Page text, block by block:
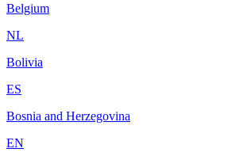
Belgium
NL
Bolivia
ES
Bosnia and Herzegovina
EN